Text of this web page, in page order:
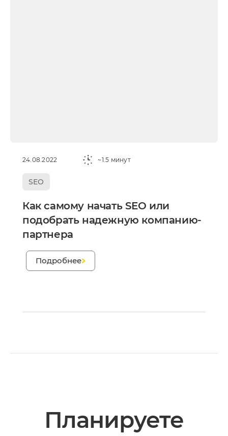
24.08.2022 ~1.5 минут
SEO
Как самому начать SEO или
подобрать надежную компанию-
партнера
Подробнее
Планируете